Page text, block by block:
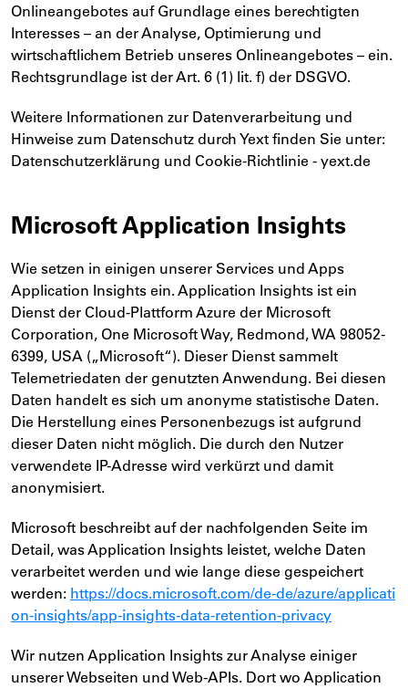
Onlineangebotes auf Grundlage eines berechtigten
Interesses – an der Analyse, Optimierung und
wirtschaftlichem Betrieb unseres Onlineangebotes – ein.
Rechtsgrundlage ist der Art. 6 (1) lit. f) der DSGVO.
Weitere Informationen zur Datenverarbeitung und
Hinweise zum Datenschutz durch Yext finden Sie unter:
Datenschutzerklärung und Cookie-Richtlinie - yext.de
Microsoft Application Insights
Wie setzen in einigen unserer Services und Apps
Application Insights ein. Application Insights ist ein
Dienst der Cloud-Plattform Azure der Microsoft
Corporation, One Microsoft Way, Redmond, WA 98052-
6399, USA („Microsoft“). Dieser Dienst sammelt
Telemetriedaten der genutzten Anwendung. Bei diesen
Daten handelt es sich um anonyme statistische Daten.
Die Herstellung eines Personenbezugs ist aufgrund
dieser Daten nicht möglich. Die durch den Nutzer
verwendete IP-Adresse wird verkürzt und damit
anonymisiert.
Microsoft beschreibt auf der nachfolgenden Seite im
Detail, was Application Insights leistet, welche Daten
verarbeitet werden und wie lange diese gespeichert
werden: https://docs.microsoft.com/de-de/azure/applicati
on-insights/app-insights-data-retention-privacy
Wir nutzen Application Insights zur Analyse einiger
unserer Webseiten und Web-APIs. Dort wo Application